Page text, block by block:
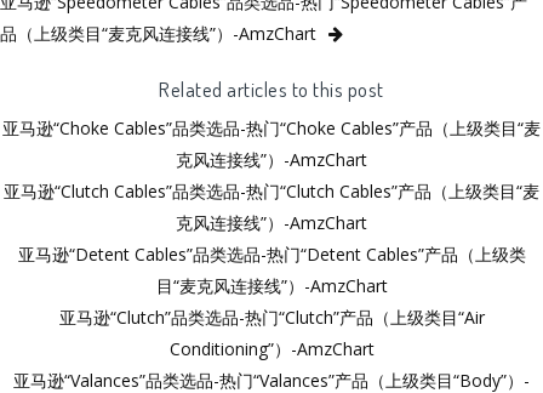
品（上级类目“麦克风连接线”）-AmzChart
Related articles to this post
亚马逊“Choke Cables”品类选品-热门“Choke Cables”产品（上级类目“麦
克风连接线”）-AmzChart
亚马逊“Clutch Cables”品类选品-热门“Clutch Cables”产品（上级类目“麦
克风连接线”）-AmzChart
亚马逊“Detent Cables”品类选品-热门“Detent Cables”产品（上级类
目“麦克风连接线”）-AmzChart
亚马逊“Clutch”品类选品-热门“Clutch”产品（上级类目“Air
Conditioning”）-AmzChart
亚马逊“Valances”品类选品-热门“Valances”产品（上级类目“Body”）-